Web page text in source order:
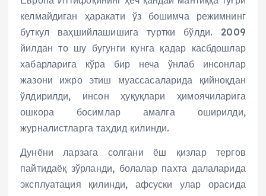
келмайдиган ҳаракати ўз бошимча режимнинг
буткул ваҳшийлашишига туртки бўлди. 2009
йилдан то шу бугунги кунга қадар касбдошлар
хабарларига кўра бир неча ўнлаб инсонлар
жазони ижро этиш муассасаларида қийноқдан
ўлдирилди, инсон ҳуқуқлари ҳимоячиларига
ошкора босимлар амалга оширилди,
журналистларга таҳдид қилинди.
Дунёни ларзага солгани ёш қизлар тергов
пайтидаёқ зўрланди, болалар пахта далаларида
эксплуатация қилинди, афсуски улар орасида